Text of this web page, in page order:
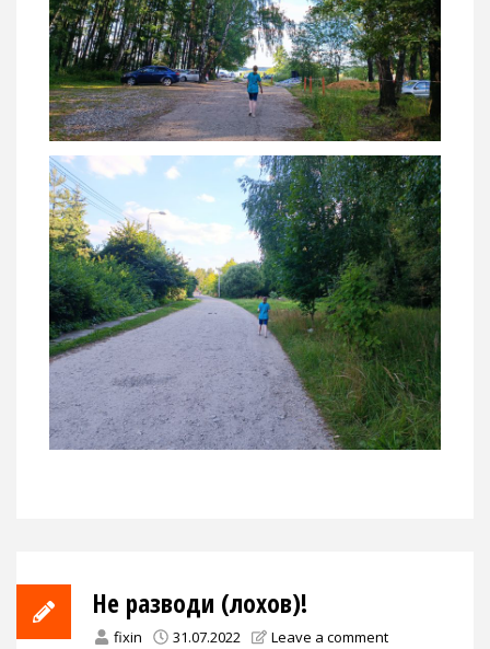
Не разводи (лохов)!
fixin 31.07.2022 Leave a comment